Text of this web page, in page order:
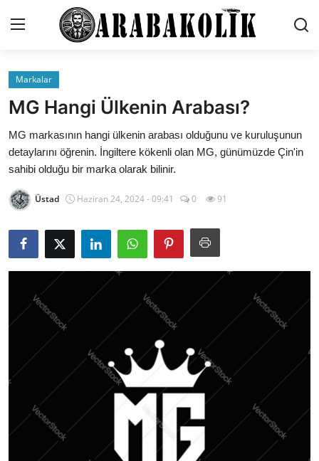
Genel
Karşılaştırmalar
Öneriler
Motosiklet
Paketler
Oto Bilgi
Markalar
MG Hangi Ülkenin Arabası?
MG markasının hangi ülkenin arabası olduğunu ve kuruluşunun
detaylarını öğrenin. İngiltere kökenli olan MG, günümüzde Çin'in
sahibi olduğu bir marka olarak bilinir.
Üstad Haziran 24, 2024 - 09:41 0 91